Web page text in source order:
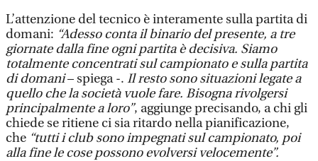
L’attenzione del tecnico è interamente sulla partita di
domani: “Adesso conta il binario del presente, a tre
giornate dalla fine ogni partita è decisiva. Siamo
totalmente concentrati sul campionato e sulla partita
di domani– spiega -. Il resto sono situazioni legate a
quello che la società vuole fare. Bisogna rivolgersi
principalmente a loro”, aggiunge precisando, a chi gli
chiede se ritiene ci sia ritardo nella pianificazione,
che “tutti i club sono impegnati sul campionato, poi
alla fine le cose possono evolversi velocemente”.